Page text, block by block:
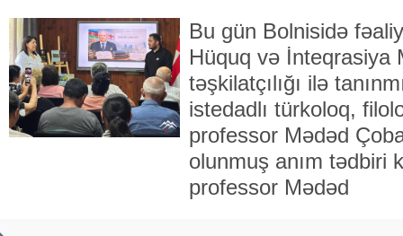
Bu gün Bolnisidə
Hüquq və İnteqrasiya
təşkilatçılığı ilə
istedadlı türkoloq,
professor Mədəd
olunmuş anım tədbiri
professor Mədəd